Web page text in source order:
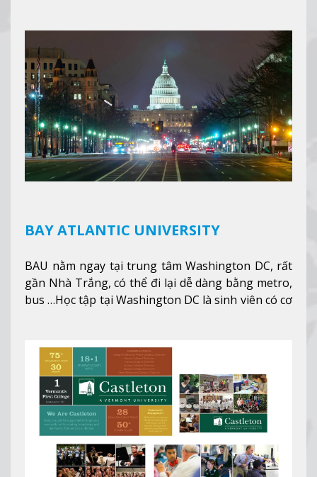
nhanh chóng môi trường học tại Canada.Xem
thêm
BAY ATLANTIC UNIVERSITY
BAU nằm ngay tại trung tâm Washington DC, rất
gần Nhà Trắng, có thể đi lại dễ dàng bằng metro,
bus …Học tập tại Washington DC là sinh viên có cơ
nghiệp ở Mỹ, #7 thành phố an toàn nhất trên Thế
Xem thêm